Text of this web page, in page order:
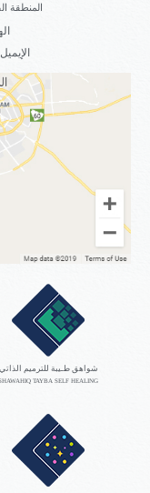
المنطقة
info@shawahiqtayba.com : الإيميل
شواهق طـيبة للترميم الذاتي
TAYBA SELF HEALING